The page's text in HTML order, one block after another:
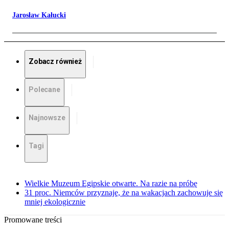
Jarosław Kałucki
Zobacz również
Polecane
Najnowsze
Tagi
Wielkie Muzeum Egipskie otwarte. Na razie na próbę
31 proc. Niemców przyznaje, że na wakacjach zachowuje się
mniej ekologicznie
Promowane treści